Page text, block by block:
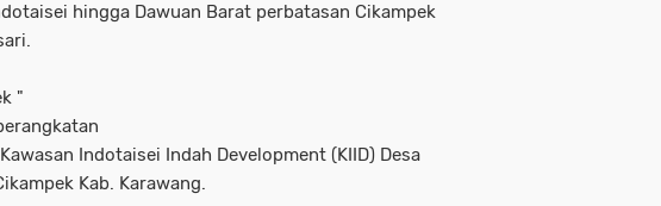
hingga Dawuan Barat perbatasan Cikampek
"
Indotaisei Indah Development (KIID) Desa
Kab. Karawang.